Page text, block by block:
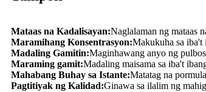
Mataas na Kadalisayan:Naglalaman ng mataas
Maramihang Konsentrasyon:Makukuha sa iba't
Madaling Gamitin:Maginhawang anyo ng
Maraming gamit:Madaling maisama sa iba't
Mahabang Buhay sa Istante:Matatag na
Pagtitiyak ng Kalidad:Ginawa sa ilalim ng